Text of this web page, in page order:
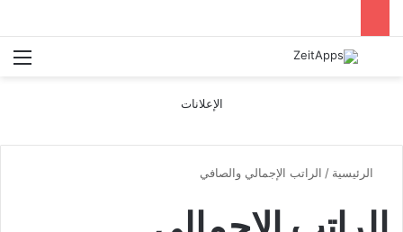
بحث عن
الإعلانات
الرئيسية / الراتب الإجمالي والصافي